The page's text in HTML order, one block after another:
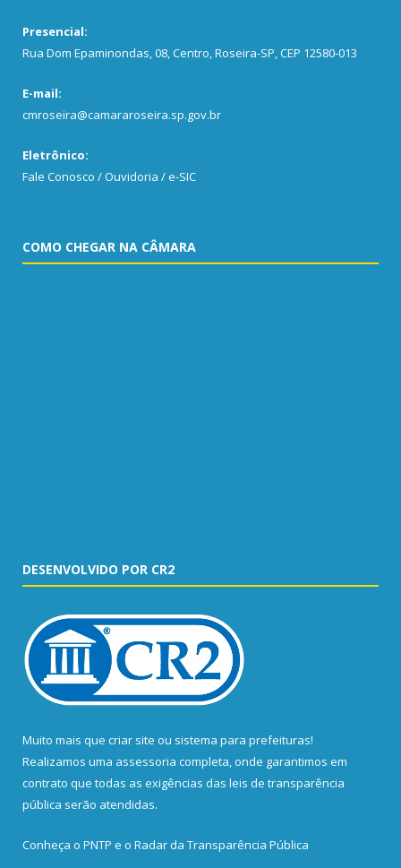
Presencial:
Rua Dom Epaminondas, 08, Centro, Roseira-SP, CEP 12580-013
E-mail:
cmroseira@camararoseira.sp.gov.br
Eletrônico:
Fale Conosco / Ouvidoria / e-SIC
COMO CHEGAR NA CÂMARA
DESENVOLVIDO POR CR2
Muito mais que criar site ou sistema para prefeituras!
Realizamos uma assessoria completa, onde garantimos em
contrato que todas as exigências das leis de transparência
pública serão atendidas.
Conheça o PNTP e o Radar da Transparência Pública